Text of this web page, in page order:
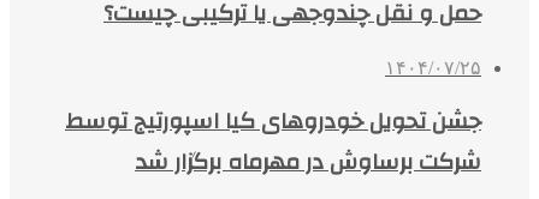
حمل و نقل چندوجهی یا ترکیبی چیست؟
۱۴۰۴/۰۷/۲۵
جشن تحویل خودروهای کیا اسپورتیج توسط
شرکت برساوش در مهرماه برگزار شد